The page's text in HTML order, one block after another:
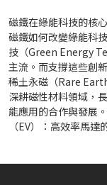
磁鐵在綠能科技的核
磁鐵如何改變綠能科
技（Green Energy
主流。而支撐這些創
稀土永磁（Rare
深耕磁性材料領域，
能應用的合作與發展
（EV）：高效率馬